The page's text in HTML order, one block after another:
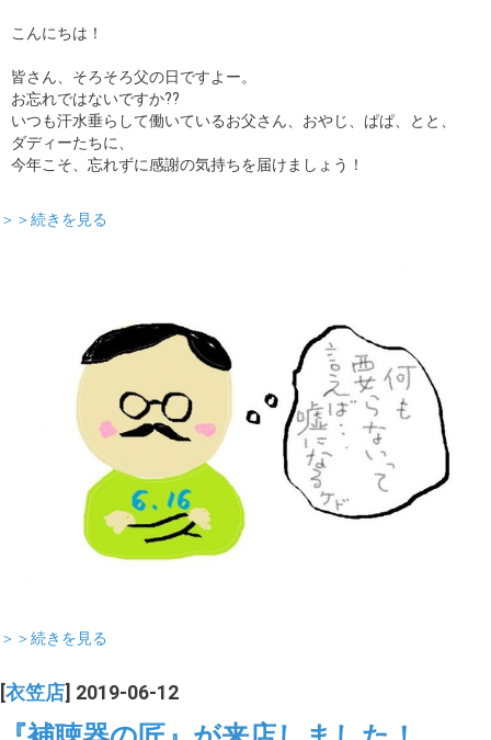
こんにちは！
皆さん、そろそろ父の日ですよー。
お忘れではないですか??
いつも汗水垂らして働いているお父さん、おやじ、ぱぱ、とと、
ダディーたちに、
今年こそ、忘れずに感謝の気持ちを届けましょう！
＞＞続きを見る
＞＞続きを見る
衣笠店 ] 2019-06-12